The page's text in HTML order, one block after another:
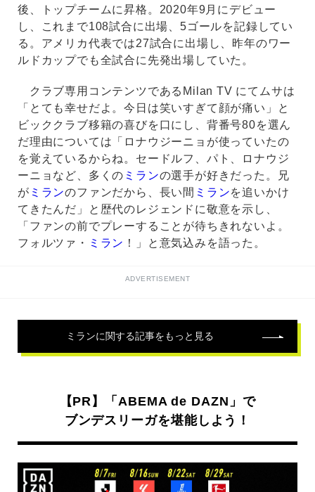
後、トップチームに昇格。2020年9月にデビュー
し、これまで108試合に出場、5ゴールを記録してい
る。アメリカ代表では27試合に出場し、昨年のワー
ルドカップでも全試合に先発出場していた。
クラブ専用コンテンツであるMilan TV にてムサは
「とても幸せだよ。今日は笑いすぎて顔が痛い」と
ビッククラブ移籍の喜びを口にし、背番号80を選ん
だ理由については「ロナウジーニョが使っていたの
を覚えているからね。セードルフ、パト、ロナウジ
ーニョなど、多くの ミランの選手が好きだった。兄
が ミランのファンだから、長い間 ミランを追いかけ
てきたんだ」と歴代のレジェンドに敬意を示し、
「ファンの前でプレーすることが待ちきれないよ。
フォルツァ・
ミラン ！」と意気込みを語った。
ADVERTISEMENT
ミランに関する記事をもっと見る
【PR】「ABEMA de DAZN」で
ブンデスリーガを堪能しよう！